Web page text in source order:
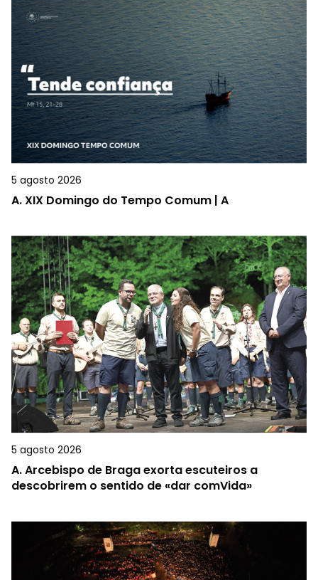
5 agosto 2026
A.XIX Domingo do Tempo Comum | A
5 agosto 2026
A.Arcebispo de Braga exorta escuteiros a
descobrirem o sentido de «dar comVida»